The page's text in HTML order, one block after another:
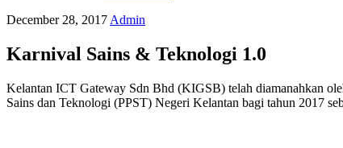
December 28, 2017 Admin
Karnival Sains & Teknologi 1.0
Kelantan ICT Gateway Sdn Bhd (KIGSB) telah diamanahkan
Sains dan Teknologi (PPST) Negeri Kelantan bagi tahun 2017